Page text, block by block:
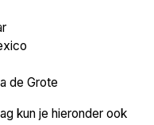
de Grote
kun je hieronder ook